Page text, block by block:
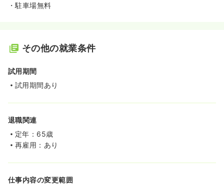
・駐車場無料
その他の就業条件
試用期間
試用期間あり
退職関連
定年：65歳
再雇用：あり
仕事内容の変更範囲